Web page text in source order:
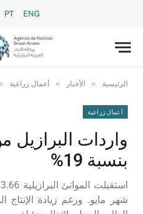
PT ENG
الرئيسية » الأخبار » أعمال زراعية
أعمال زراعية
واردات البرازيل
بنسبة 19%
شهر مايو. ورغم زيادة الإنتاج